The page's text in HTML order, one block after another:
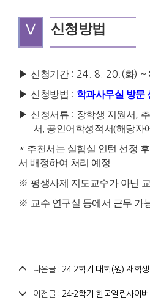
Ⅴ 신청방법
▶ 신청기간 : 24. 8. 20.(화) ~
▶ 신청방법 : 학과사무실 방문
▶ 신청서류 : 장학생 지원서
서, 공인어학성적서(해당자
* 추천서는 실험실 인턴 선정
서 배정하여 처리 예정
※ 평생사제 지도교수가 아닌
※ 교수 연구실 등에서 근무 가
다음글 : 24-2학기 대학(원) 재학
이전글 : 24-2학기 한국열린사이